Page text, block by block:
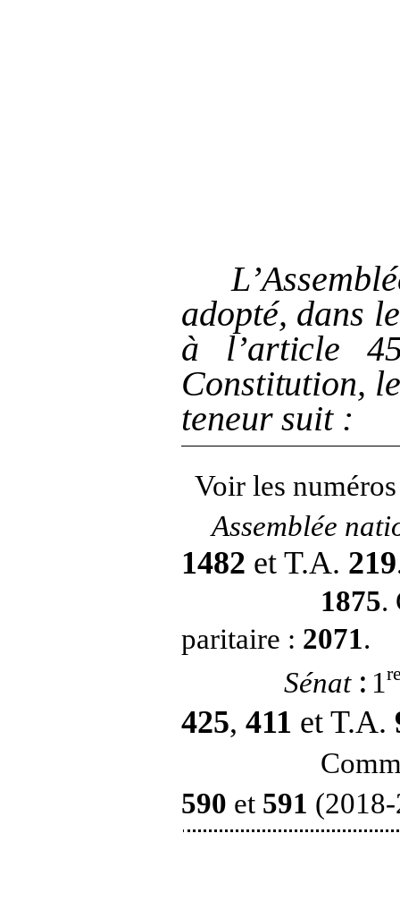
adopté, dans
à l’article
Constitution,
teneur suit :
Voir les numéros
Assemblée
1482 et T.A. 219
1875.
paritaire : 2071.
Sénat : 1
425, 411 et T.A.
590 et 591